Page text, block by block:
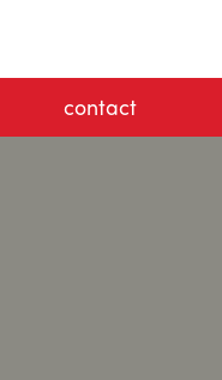
contact